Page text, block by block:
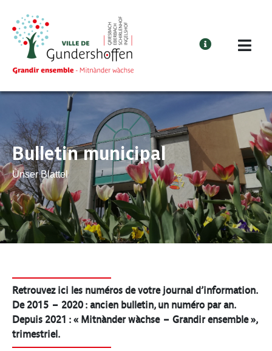
Bulletin municipal
Ùnser Blattel
Retrouvez ici les numéros de votre journal d’information.
De 2015 – 2020 : ancien bulletin, un numéro par an.
Depuis 2021 : « Mitnànder wàchse – Grandir ensemble »,
trimestriel.